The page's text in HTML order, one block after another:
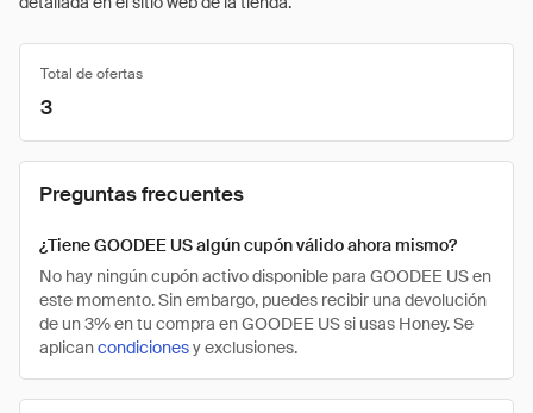
Total de ofertas
3
Preguntas frecuentes
¿Tiene GOODEE US algún cupón válido ahora mismo?
No hay ningún cupón activo disponible para GOODEE US en
este momento. Sin embargo, puedes recibir una devolución
de un 3% en tu compra en GOODEE US si usas Honey. Se
aplicancondicionesy exclusiones.